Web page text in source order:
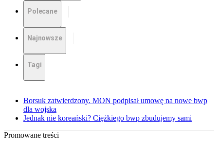
Polecane
Najnowsze
Tagi
Borsuk zatwierdzony. MON podpisał umowę na nowe bwp
dla wojska
Jednak nie koreański? Ciężkiego bwp zbudujemy sami
Promowane treści